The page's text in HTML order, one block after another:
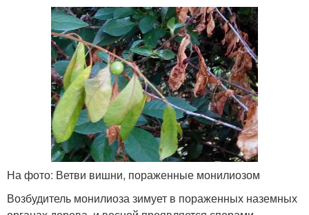
На фото: Ветви вишни, пораженные монилиозом
Возбудитель монилиоза зимует в пораженных наземных